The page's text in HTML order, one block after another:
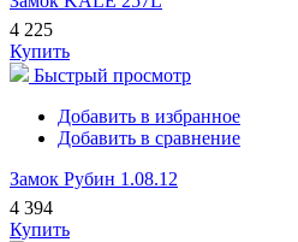
4 225
Купить
Быстрый просмотр
Добавить в избранное
Добавить в сравнение
Замок Рубин 1.08.12
4 394
Купить